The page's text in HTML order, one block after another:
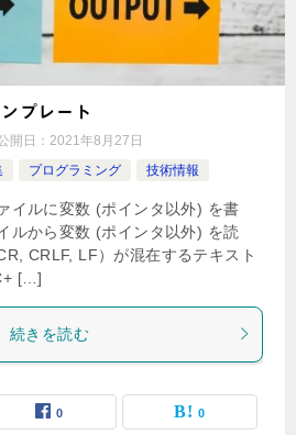
プレート
開日： 2021年8月27日
プログラミング 技術情報
イルに変数 (ポインタ以外) を書
ルから変数 (ポインタ以外) を読
CRLF, LF）が混在するテキスト
[…]
続きを読む
0 0